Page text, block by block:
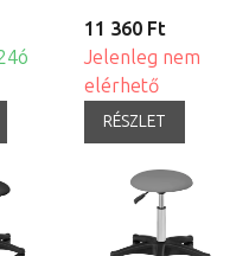
11 360 Ft
Jelenleg nem
elérhető
RÉSZLET